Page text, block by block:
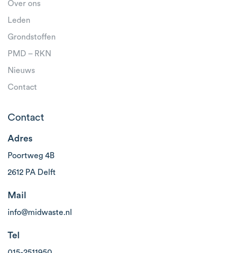
Over ons
Leden
Grondstoffen
PMD – RKN
Nieuws
Contact
Contact
Adres
Poortweg 4B
2612 PA Delft
Mail
info@midwaste.nl
Tel